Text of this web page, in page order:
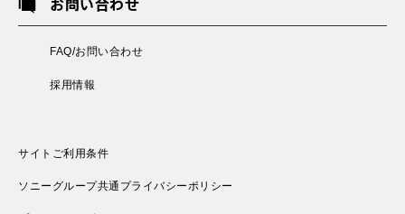
FAQ/お問い合わせ
採用情報
サイトご利用条件
ソニーグループ共通プライバシーポリシー